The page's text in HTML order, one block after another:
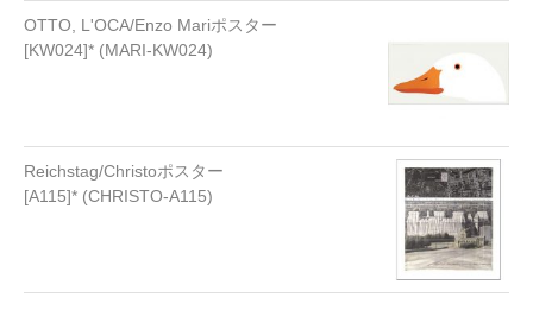
OTTO, L'OCA/Enzo Mariポスター
[KW024]* (MARI-KW024)
Reichstag/Christoポスター
[A115]* (CHRISTO-A115)